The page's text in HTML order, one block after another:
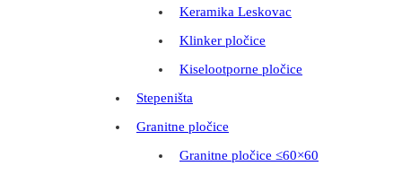
Keramika Leskovac
Klinker pločice
Kiselootporne pločice
Stepeništa
Granitne pločice
Granitne pločice ≤60×60